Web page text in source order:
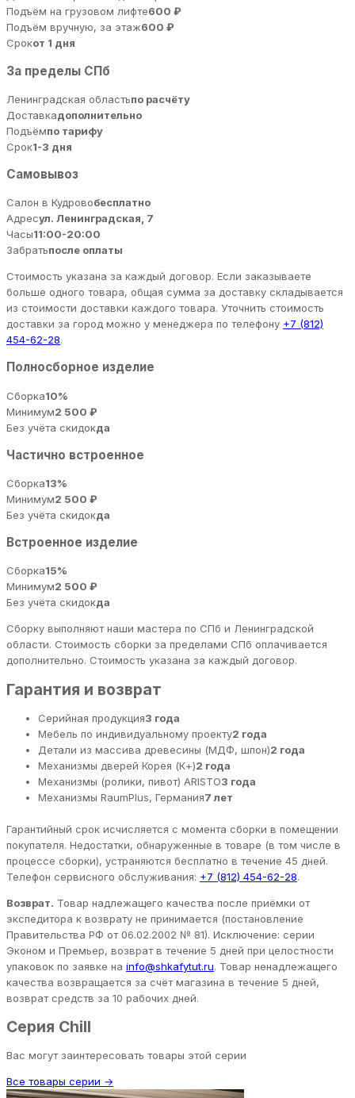
Подъём на грузовом лифте600 ₽
Подъём вручную, за этаж600 ₽
Срокот 1 дня
За пределы СПб
Ленинградская областьпо расчёту
Доставкадополнительно
Подъёмпо тарифу
Срок1-3 дня
Самовывоз
Салон в Кудровобесплатно
Адресул. Ленинградская, 7
Часы11:00-20:00
Забратьпосле оплаты
Стоимость указана за каждый договор. Если заказываете
больше одного товара, общая сумма за доставку складывается
из стоимости доставки каждого товара. Уточнить стоимость
доставки за город можно у менеджера по телефону +7 (812)
454-62-28.
Полносборное изделие
Сборка10%
Минимум2 500 ₽
Без учёта скидокда
Частично встроенное
Сборка13%
Минимум2 500 ₽
Без учёта скидокда
Встроенное изделие
Сборка15%
Минимум2 500 ₽
Без учёта скидокда
Сборку выполняют наши мастера по СПб и Ленинградской
области. Стоимость сборки за пределами СПб оплачивается
дополнительно. Стоимость указана за каждый договор.
Гарантия и возврат
Серийная продукция3 года
Мебель по индивидуальному проекту2 года
Детали из массива древесины (МДФ, шпон)2 года
Механизмы дверей Корея (К+)2 года
Механизмы (ролики, пивот) ARISTO3 года
Механизмы RaumPlus, Германия7 лет
Гарантийный срок исчисляется с момента сборки в помещении
покупателя. Недостатки, обнаруженные в товаре (в том числе в
процессе сборки), устраняются бесплатно в течение 45 дней.
Телефон сервисного обслуживания: +7 (812) 454-62-28.
Возврат. Товар надлежащего качества после приёмки от
экспедитора к возврату не принимается (постановление
Правительства РФ от 06.02.2002 № 81). Исключение: серии
Эконом и Премьер, возврат в течение 5 дней при целостности
упаковок по заявке на info@shkafytut.ru. Товар ненадлежащего
качества возвращается за счёт магазина в течение 5 дней,
возврат средств за 10 рабочих дней.
Серия Chill
Вас могут заинтересовать товары этой серии
Все товары серии →